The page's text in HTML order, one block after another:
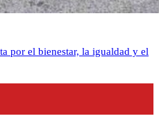
por el bienestar, la igualdad y el